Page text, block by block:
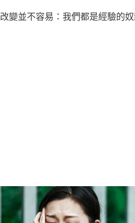
改變並不容易：我們都是經驗的